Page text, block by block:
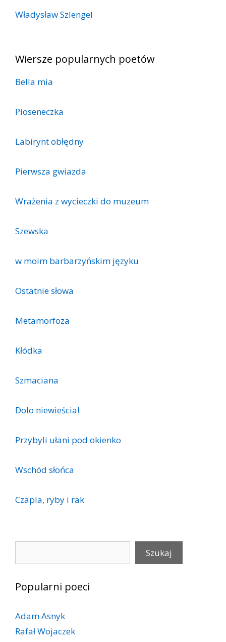
Władysław Szlengel
Wiersze popularnych poetów
Bella mia
Pioseneczka
Labirynt obłędny
Pierwsza gwiazda
Wrażenia z wycieczki do muzeum
Szewska
w moim barbarzyńskim języku
Ostatnie słowa
Metamorfoza
Kłódka
Szmaciana
Dolo niewieścia!
Przybyli ułani pod okienko
Wschód słońca
Czapla, ryby i rak
Szukaj
Popularni poeci
Adam Asnyk
Rafał Wojaczek